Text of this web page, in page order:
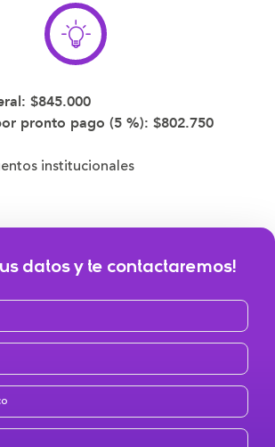
$845.000
pronto pago (5 %): $802.750
institucionales
datos y te contactaremos!